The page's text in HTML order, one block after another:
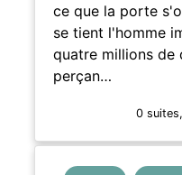
ce que la porte
se tient l'homme
quatre millions de
perçan…
0